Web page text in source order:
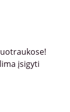
įsigyti